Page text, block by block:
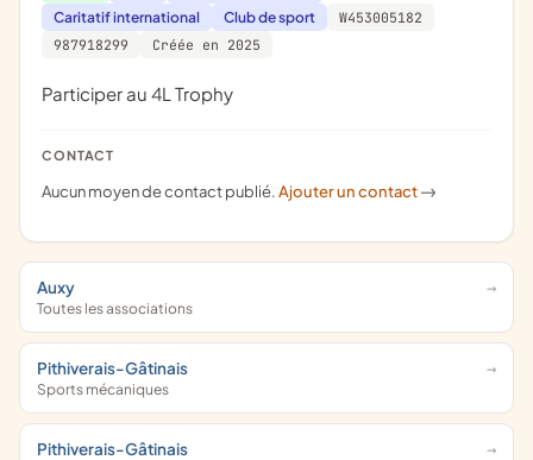
Caritatif international
Club de sport
W453005182
987918299
Créée en 2025
participer au 4L Trophy
CONTACT
Aucun moyen de contact publié.Ajouter un contact ->
Auxy
Toutes les associations
Pithiverais-Gâtinais
Sports mécaniques
Pithiverais-Gâtinais